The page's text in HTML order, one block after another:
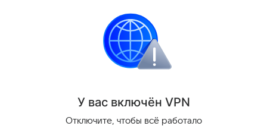
Эксклюзив Новости
Поделиться
У вас включён VPN
Отключите, чтобы всё работало